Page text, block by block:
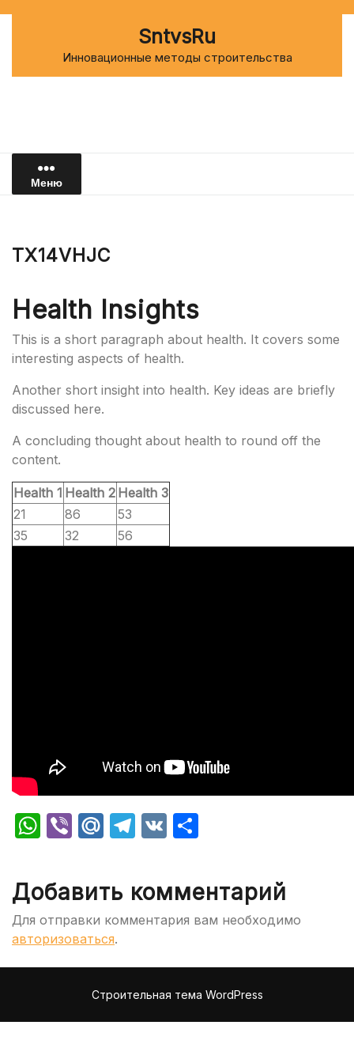
SntvsRu
Инновационные методы строительства
Меню
TX14VHJC
Health Insights
This is a short paragraph about health. It covers some
interesting aspects of health.
Another short insight into health. Key ideas are briefly
discussed here.
A concluding thought about health to round off the
content.
Health 1 Health 2 Health 3
21
86
53
35
32 56
WhatsApp
ViberMail.Ru
Telegram
VK
Добавить комментарий
Для отправки комментария вам необходимо
авторизоваться.
Строительная тема WordPress